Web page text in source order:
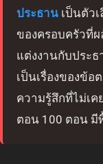
ประธาน เป็นตัว
ของครอบครัวที่
แต่งงานกับประ
เป็นเรื่องของข้
ความรู้สึกที่ไม่เ
ตอน 100 ตอน มี